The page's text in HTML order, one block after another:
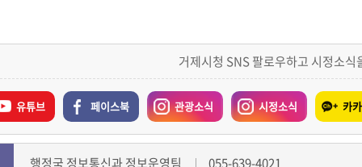
거제시청 SNS 팔로우하고 시정소식
유튜브 페이스북 관광소식 시정소식 카
행정국 정보통신과 정보운영팀 055-639-4021